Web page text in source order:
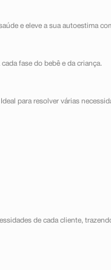
e eleve a sua autoestima
fase do bebê e da criança.
para resolver várias
de cada cliente,